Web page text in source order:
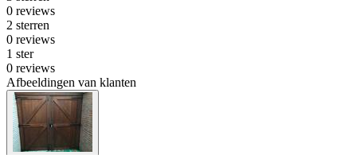
0 reviews
2 sterren
0 reviews
1 ster
0 reviews
Afbeeldingen van klanten